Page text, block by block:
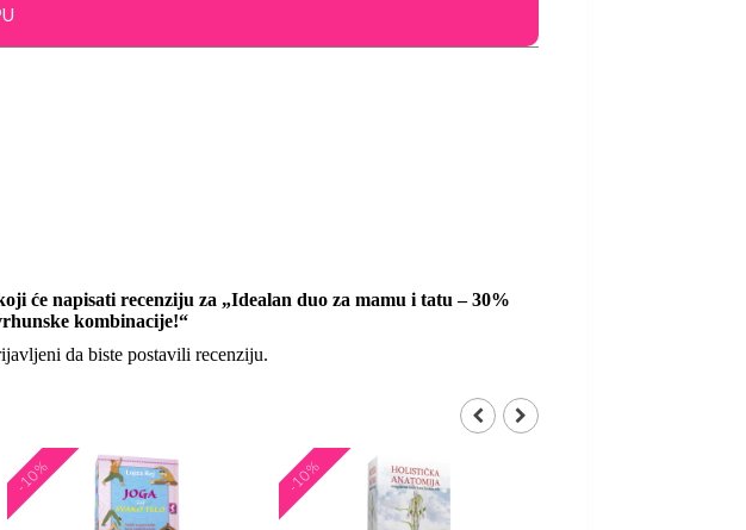
će napisati recenziju za „Idealan duo za mamu i tatu – 30%
kombinacije!“
da biste postavili recenziju.
-10% -10%